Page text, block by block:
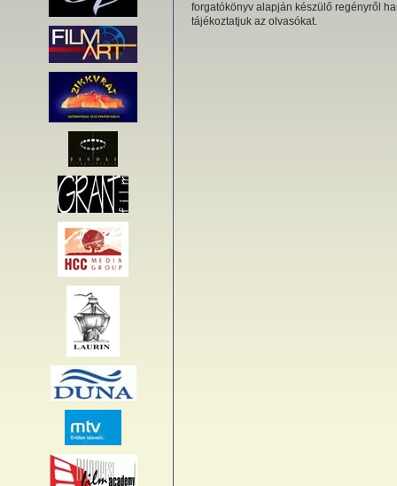
forgatókönyv alapján készülő regényről
tájékoztatjuk az olvasókat.